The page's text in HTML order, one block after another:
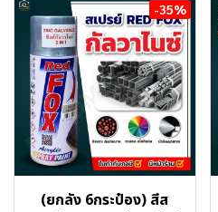
-35%
(ยกลัง 6กระป๋อง) สีส